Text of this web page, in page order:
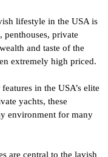
lifestyle in the USA is
penthouses, private
and taste of the
extremely high priced.
in the USA’s elite
yachts, these
environment for many
are central to the lavish